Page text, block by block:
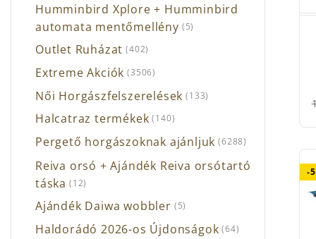
Humminbird Xplore + Humminbird
automata mentőmellény (5)
Outlet Ruházat (402)
Extreme Akciók (3506)
Női Horgászfelszerelések (133)
Halcatraz termékek (140)
Pergető horgászoknak ajánljuk (6288)
Reiva orsó + Ajándék Reiva orsótartó
táska (12)
Ajándék Daiwa wobbler (5)
Haldorádó 2026-os Újdonságok (64)
-